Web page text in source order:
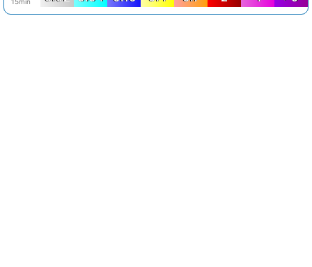
15min